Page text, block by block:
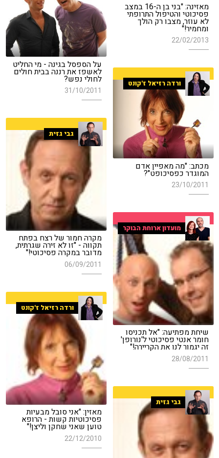
מאזינה: "בני בן ה-16 במצב
פסיכוטי והטיפול התרופתי
לא עוזר, מצבו רק הולך
ומחמיר!"
22/02/2013
על הספסל בגינה - מי החליט
לאשפז את רננה בבית חולים
לחולי נפש?
31/10/2011
ורדה רזיאל ז'קונט
מכתב: "מה מאפיין אדם
המוגדר כפסיכופט"?
23/10/2011
גבי גזית
מקרה חמור של רצח בפתח
תקווה - "זו לא זירה שגרתית,
מדובר במקרה פסיכוטי!"
06/09/2011
מועדון ארוחת הבוקר
שיחת מפתיעה: "אל תכניסו
חומר אנטי פסיכוטי ל'נורופן'
זה יגמור לנו את הקריירה!"
28/08/2011
ורדה רזיאל ז'קונט
מאזין: "אני סובל מבעיות
פסיכוטיות קשות - הרופא
טוען שאני שחקן וליצן!"
22/12/2010
גבי גזית